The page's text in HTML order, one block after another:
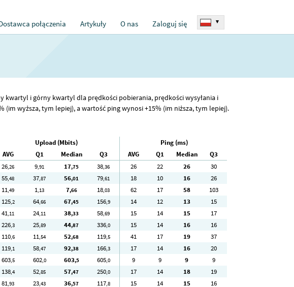
połączenia Artykuły O nas Zaloguj się ▾
i górny kwartyl dla prędkości pobierania, prędkości wysyłania i
(im wyższa, tym lepiej), a wartość ping wynosi +15% (im niższa, tym lepiej).
Upload (Mbits)
Ping (ms)
AVG Q1 Median Q3 AVG Q1 Median
Q3
26,26 9,91 17,75 38,36 26 22 26
30
55,48 37,87 56,01 79,61 18 10 16
26
11,49 1,13 7,66 18,03 62 17 58
103
125,2 64,66 67,45 156,9 14 12 13
15
41,11 24,11 38,33 58,69 15 14 15
17
226,3 25,89 44,87 336,0 15 14 16
16
110,6 11,54 52,68 119,5 41 17 19
37
119,1 58,47 92,38 166,3 17 14 16
20
603,5 602,0 603,5 605,0 9 9 9
9
138,4 52,85 57,47 250,0 17 14 18
19
81,93 23,43 36,57 117,8 15 14 15
16